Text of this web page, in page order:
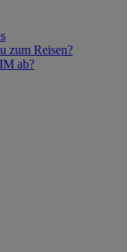
zum Reisen?
ab?